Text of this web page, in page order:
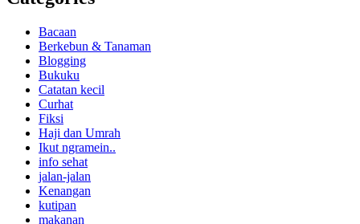
Bacaan
Berkebun & Tanaman
Blogging
Bukuku
Catatan kecil
Curhat
Fiksi
Haji dan Umrah
Ikut ngramein..
info sehat
jalan-jalan
Kenangan
kutipan
makanan